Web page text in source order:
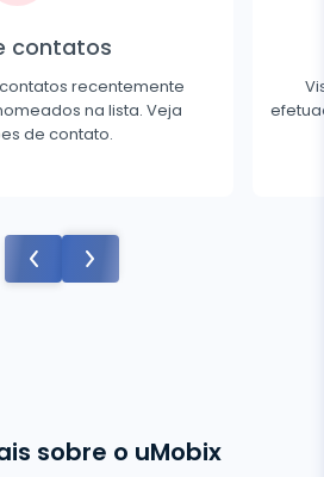
contatos
recentemente
na lista. Veja
de contato.
sobre o uMobix